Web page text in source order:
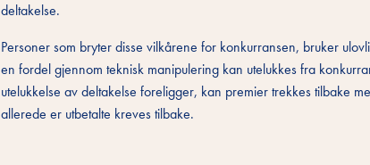
deltakelse.
Personer som bryter disse vilkårene for konkurransen, bruker
en fordel gjennom teknisk manipulering kan utelukkes fra
utelukkelse av deltakelse foreligger, kan premier trekkes tilbake
allerede er utbetalte kreves tilbake.